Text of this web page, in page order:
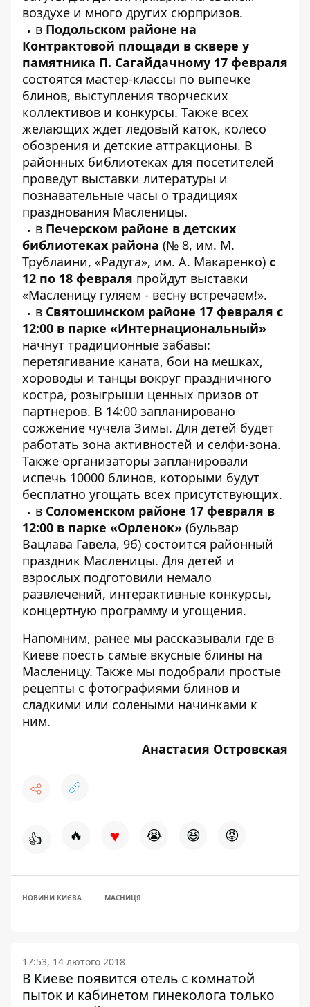
воздухе и много других сюрпризов.
в Подольском районе на
Контрактовой площади в сквере у
памятника П. Сагайдачному 17 февраля
состоятся мастер-классы по выпечке
блинов, выступления творческих
коллективов и конкурсы. Также всех
желающих ждет ледовый каток, колесо
обозрения и детские аттракционы. В
районных библиотеках для посетителей
проведут выставки литературы и
познавательные часы о традициях
празднования Масленицы.
в Печерском районе в детских
библиотеках района (№ 8, им. М.
Трублаини, «Радуга», им. А. Макаренко) с
12 по 18 февраля пройдут выставки
«Масленицу гуляем - весну встречаем!».
в Святошинском районе 17 февраля с
12:00 в парке «Интернациональный»
начнут традиционные забавы:
перетягивание каната, бои на мешках,
хороводы и танцы вокруг праздничного
костра, розыгрыши ценных призов от
партнеров. В 14:00 запланировано
сожжение чучела Зимы. Для детей будет
работать зона активностей и селфи-зона.
Также организаторы запланировали
испечь 10000 блинов, которыми будут
бесплатно угощать всех присутствующих.
в Соломенском районе 17 февраля в
12:00 в парке «Орленок» (бульвар
Вацлава Гавела, 9б) состоится районный
праздник Масленицы. Для детей и
взрослых подготовили немало
развлечений, интерактивные конкурсы,
концертную программу и угощения.
Напомним, ранее мы рассказывали где в
Киеве поесть самые вкусные блины на
Масленицу. Также мы подобрали простые
рецепты с фотографиями блинов и
сладкими или солеными начинками к
ним.
Анастасия Островская
👍 🔥 ♥ 😭 😆 😡
НОВИНИ КИЄВА МАСНИЦЯ
17:53, 14 лютого 2018
В Киеве появится отель с комнатой
пыток и кабинетом гинеколога только